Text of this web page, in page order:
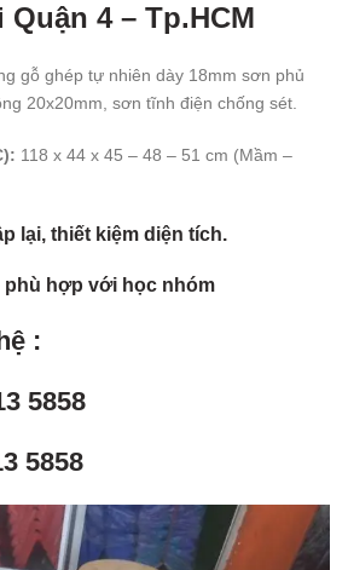
Quận 4 – Tp.HCM
gỗ ghép tự nhiên dày 18mm sơn phủ
20x20mm, sơn tĩnh điện chống sét.
118 x 44 x 45 – 48 – 51 cm (Mầm –
lại, thiết kiệm diện tích.
phù hợp với học nhóm
:
5858
5858